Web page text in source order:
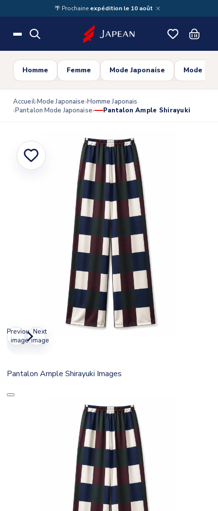
Skip to main content🌴 Prochaine expédition le 10 août ×
Homme Femme Mode Japonaise Mode
Accueil Mode Japonaise Homme Japonais
Pantalon Mode Japonaise
Pantalon Ample Shirayuki
Previous
image
Next
image
Pantalon Ample Shirayuki Images